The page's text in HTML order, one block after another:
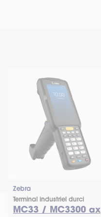
Zebra
Terminal industriel durci
MC33 / MC3300 ax